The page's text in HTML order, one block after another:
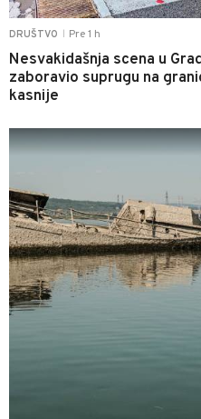
DRUŠTVO Pre 1 h
Nesvakidašnja scena u
zaboravio suprugu na
kasnije